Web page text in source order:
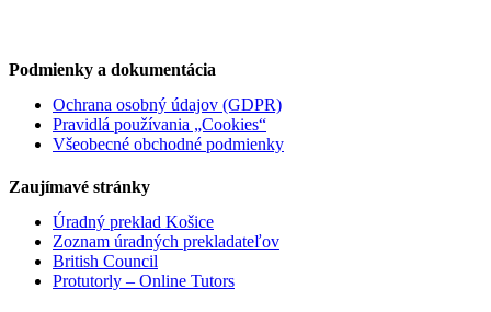
Podmienky a dokumentácia
Ochrana osobný údajov (GDPR)
Pravidlá používania „Cookies“
Všeobecné obchodné podmienky
Zaujímavé stránky
Úradný preklad Košice
Zoznam úradných prekladateľov
British Council
Protutorly – Online Tutors